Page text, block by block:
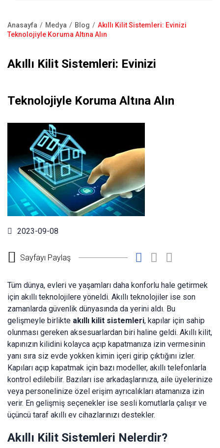
Kale Alarm
Garanti Kayıt Formu
Bize Ulaşın
Sayfa
Anasayfa Medya Blog
Akıllı Kilit Sistemleri: Evinizi
Teknolojiyle Koruma Altına Alın
Akıllı Kilit Sistemleri: Evinizi
Teknolojiyle Koruma Altına Alın
2023-09-08
Sayfayı Paylaş
Tüm dünya, evleri ve yaşamları daha konforlu hale getirmek
için akıllı teknolojilere yöneldi. Akıllı teknolojiler ise son
zamanlarda güvenlik dünyasında da yerini aldı. Bu
gelişmeyle birlikte akıllı kilit sistemleri, kapılar için sahip
olunması gereken aksesuarlardan biri haline geldi. Akıllı kilit,
kapınızın kilidini kolayca açıp kapatmanıza izin vermesinin
yanı sıra siz evde yokken kimin içeri girip çıktığını izler.
Kapıları açıp kapatmak için bazı modeller, akıllı telefonlarla
kontrol edilebilir. Bazıları ise arkadaşlarınıza, aile üyelerinize
veya personelinize özel erişim ayrıcalıkları atamanıza izin
verir. En gelişmiş seçenekler ise sesli komutlarla çalışır ve
üçüncü taraf akıllı ev cihazlarınızı destekler.
Akıllı Kilit Sistemleri Nelerdir?